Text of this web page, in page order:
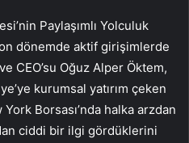
Paylaşımlı Yolculuk
dönemde aktif girişimlerde
CEO’su Oğuz Alper Öktem,
kurumsal yatırım çeken
Borsası’nda halka arzdan
ciddi bir ilgi gördüklerini